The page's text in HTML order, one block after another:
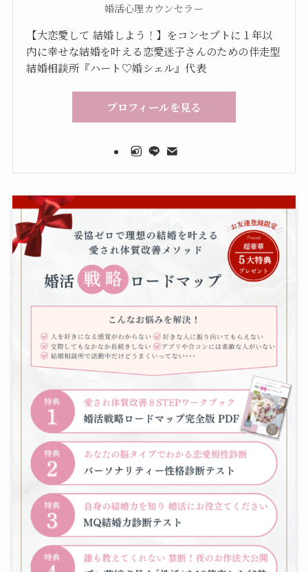
婚活心理カウンセラー
【大恋愛して 結婚しよう！】をコンセプトに１年以
内に幸せな結婚を叶える恋愛迷子さんのための伴走型
結婚相談所『ハート♡婚シェル』代表
プロフィールを見る